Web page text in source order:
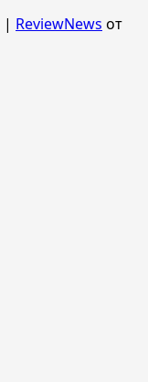
| ReviewNews от